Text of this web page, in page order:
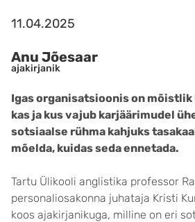
11.04.2025
Anu Jõesaar
ajakirjanik
Igas organisatsioonis on mõistlik
kas ja kus vajub karjäärimudel
sotsiaalse rühma kahjuks
mõelda, kuidas seda ennetada.
Tartu Ülikooli anglistika professor
personaliosakonna juhataja Kristi
koos ajakirjanikuga, milline on eri